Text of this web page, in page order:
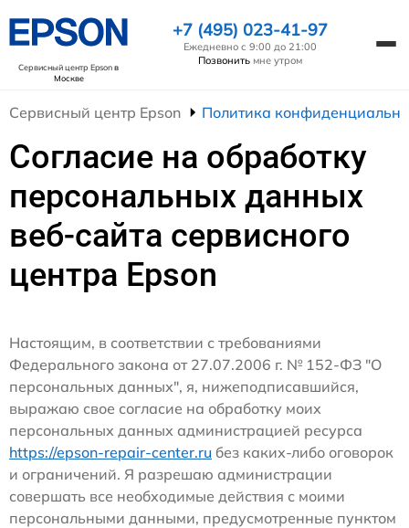
Сервисный центр Epsonв
Москве
+7 (495) 023-41-97
Ежедневно с 9:00 до 21:00
Позвонить мне утром
Сервисный центр Epson Политика
Согласие на обработку
персональных данных
веб-сайта сервисного
центра Epson
Настоящим, в соответствии с требованиями
Федерального закона от 27.07.2006 г. № 152-ФЗ "О
персональных данных", я, нижеподписавшийся,
выражаю свое согласие на обработку моих
персональных данных администрацией ресурса
https://epson-repair-center.ru без каких-либо оговорок
и ограничений. Я разрешаю администрации
совершать все необходимые действия с моими
персональными данными, предусмотренные пунктом